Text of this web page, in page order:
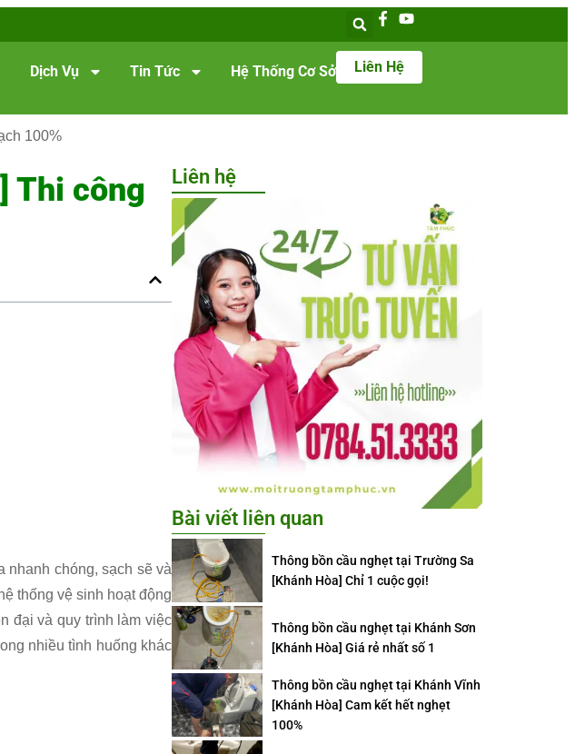
Dịch Vụ Tin Tức Hệ Thống Cơ Sở Liên Hệ
100%
Thi công
nhanh chóng, sạch sẽ và
thống vệ sinh hoạt động
đại và quy trình làm việc
nhiều tình huống khác
Liên hệ
Bài viết liên quan
Thông bồn cầu nghẹt tại Trường Sa
[Khánh Hòa] Chỉ 1 cuộc gọi!
Thông bồn cầu nghẹt tại Khánh Sơn
[Khánh Hòa] Giá rẻ nhất số 1
Thông bồn cầu nghẹt tại Khánh Vĩnh
[Khánh Hòa] Cam kết hết nghẹt
100%